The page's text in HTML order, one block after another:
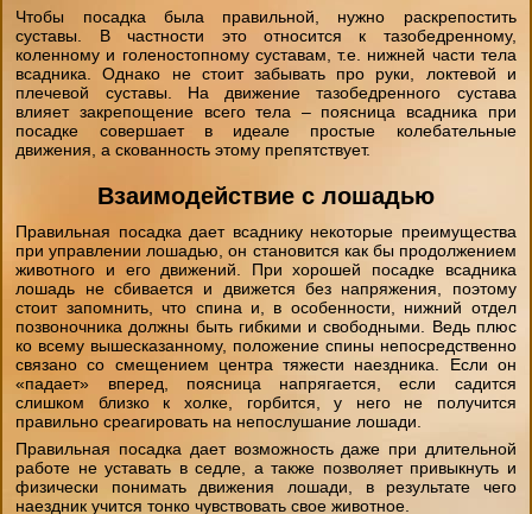
Чтобы посадка была правильной, нужно раскрепостить
суставы. В частности это относится к тазобедренному,
коленному и голеностопному суставам, т.е. нижней части тела
всадника. Однако не стоит забывать про руки, локтевой и
плечевой суставы. На движение тазобедренного сустава
влияет закрепощение всего тела – поясница всадника при
посадке совершает в идеале простые колебательные
движения, а скованность этому препятствует.
Взаимодействие с лошадью
Правильная посадка дает всаднику некоторые преимущества
при управлении лошадью, он становится как бы продолжением
животного и его движений. При хорошей посадке всадника
лошадь не сбивается и движется без напряжения, поэтому
стоит запомнить, что спина и, в особенности, нижний отдел
позвоночника должны быть гибкими и свободными. Ведь плюс
ко всему вышесказанному, положение спины непосредственно
связано со смещением центра тяжести наездника. Если он
«падает» вперед, поясница напрягается, если садится
слишком близко к холке, горбится, у него не получится
правильно среагировать на непослушание лошади.
Правильная посадка дает возможность даже при длительной
работе не уставать в седле, а также позволяет привыкнуть и
физически понимать движения лошади, в результате чего
наездник учится тонко чувствовать свое животное.